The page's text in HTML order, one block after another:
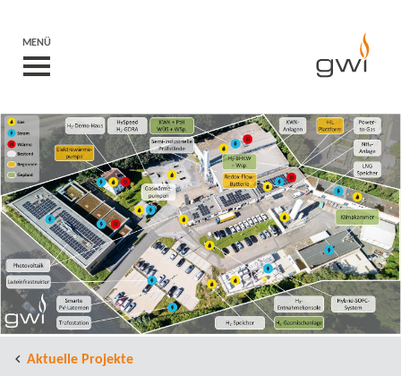
MENÜ
Aktuelle Projekte